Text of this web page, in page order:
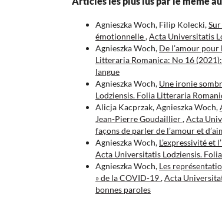
Agnieszka Woch, Filip Kolecki,
émotionnelle,Acta Universitatis
Agnieszka Woch, De l’amour
Litteraria Romanica: No 16
langue
Agnieszka Woch, Une ironie
Lodziensis. Folia Litteraria
Alicja Kacprzak, Agnieszka Woch,
Jean-Pierre Goudaillier,Acta
façons de parler de l’amour et
Agnieszka Woch, L’expressivité
Acta Universitatis Lodziensis.
Agnieszka Woch, Les
» de la COVID-19,Acta
bonnes paroles